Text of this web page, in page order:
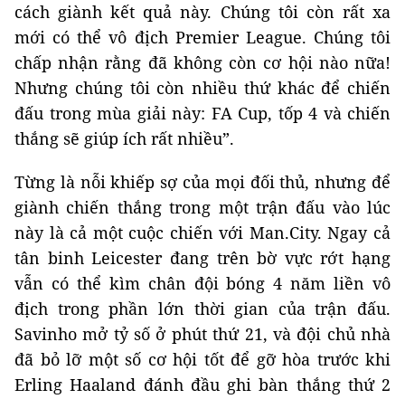
cách giành kết quả này. Chúng tôi còn rất xa
mới có thể vô địch Premier League. Chúng tôi
chấp nhận rằng đã không còn cơ hội nào nữa!
Nhưng chúng tôi còn nhiều thứ khác để chiến
đấu trong mùa giải này: FA Cup, tốp 4 và chiến
thắng sẽ giúp ích rất nhiều”.
Từng là nỗi khiếp sợ của mọi đối thủ, nhưng để
giành chiến thắng trong một trận đấu vào lúc
này là cả một cuộc chiến với Man.City. Ngay cả
tân binh Leicester đang trên bờ vực rớt hạng
vẫn có thể kìm chân đội bóng 4 năm liền vô
địch trong phần lớn thời gian của trận đấu.
Savinho mở tỷ số ở phút thứ 21, và đội chủ nhà
đã bỏ lỡ một số cơ hội tốt để gỡ hòa trước khi
Erling Haaland đánh đầu ghi bàn thắng thứ 2